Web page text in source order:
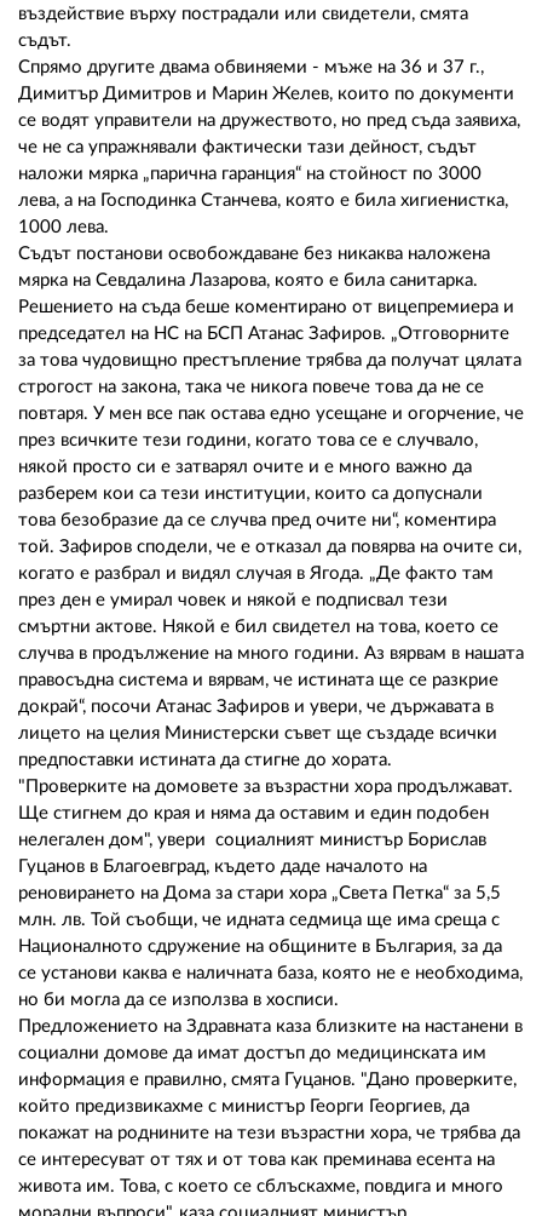
въздействие върху пострадали или свидетели, смята
съдът.
Спрямо другите двама обвиняеми - мъже на 36 и 37 г.,
Димитър Димитров и Марин Желев, които по документи
се водят управители на дружеството, но пред съда заявиха,
че не са упражнявали фактически тази дейност, съдът
наложи мярка „парична гаранция“ на стойност по 3000
лева, а на Господинка Станчева, която е била хигиенистка,
1000 лева.
Съдът постанови освобождаване без никаква наложена
мярка на Севдалина Лазарова, която е била санитарка.
Решението на съда беше коментирано от вицепремиера и
председател на НС на БСП Атанас Зафиров. „Отговорните
за това чудовищно престъпление трябва да получат цялата
строгост на закона, така че никога повече това да не се
повтаря. У мен все пак остава едно усещане и огорчение, че
през всичките тези години, когато това се е случвало,
някой просто си е затварял очите и е много важно да
разберем кои са тези институции, които са допуснали
това безобразие да се случва пред очите ни“, коментира
той. Зафиров сподели, че е отказал да повярва на очите си,
когато е разбрал и видял случая в Ягода. „Де факто там
през ден е умирал човек и някой е подписвал тези
смъртни актове. Някой е бил свидетел на това, което се
случва в продължение на много години. Аз вярвам в нашата
правосъдна система и вярвам, че истината ще се разкрие
докрай“, посочи Атанас Зафиров и увери, че държавата в
лицето на целия Министерски съвет ще създаде всички
предпоставки истината да стигне до хората.
"Проверките на домовете за възрастни хора продължават.
Ще стигнем до края и няма да оставим и един подобен
нелегален дом", увери социалният министър Борислав
Гуцанов в Благоевград, където даде началото на
реновирането на Дома за стари хора „Света Петка“ за 5,5
млн. лв. Той съобщи, че идната седмица ще има среща с
Националното сдружение на общините в България, за да
се установи каква е наличната база, която не е необходима,
но би могла да се използва в хосписи.
Предложението на Здравната каза близките на настанени в
социални домове да имат достъп до медицинската им
информация е правилно, смята Гуцанов. "Дано проверките,
който предизвикахме с министър Георги Георгиев, да
покажат на роднините на тези възрастни хора, че трябва да
се интересуват от тях и от това как преминава есента на
живота им. Това, с което се сблъскахме, повдига и много